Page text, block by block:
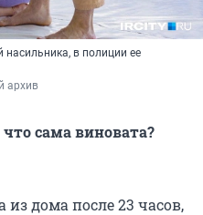
насильника, в полиции ее
архив
сама виновата?
дома после 23 часов,